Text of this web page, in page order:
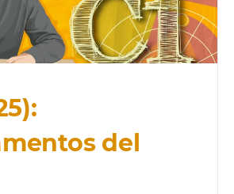
del